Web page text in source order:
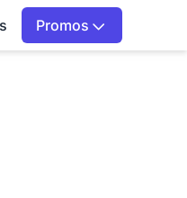
Promos